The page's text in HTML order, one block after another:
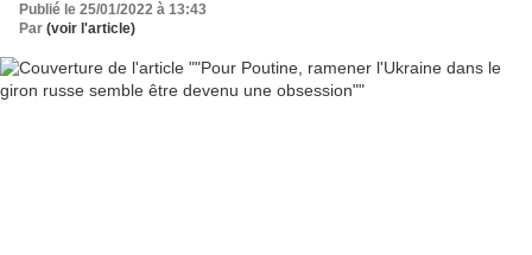
Publié le 25/01/2022 à 13:43
Par (voir l'article)